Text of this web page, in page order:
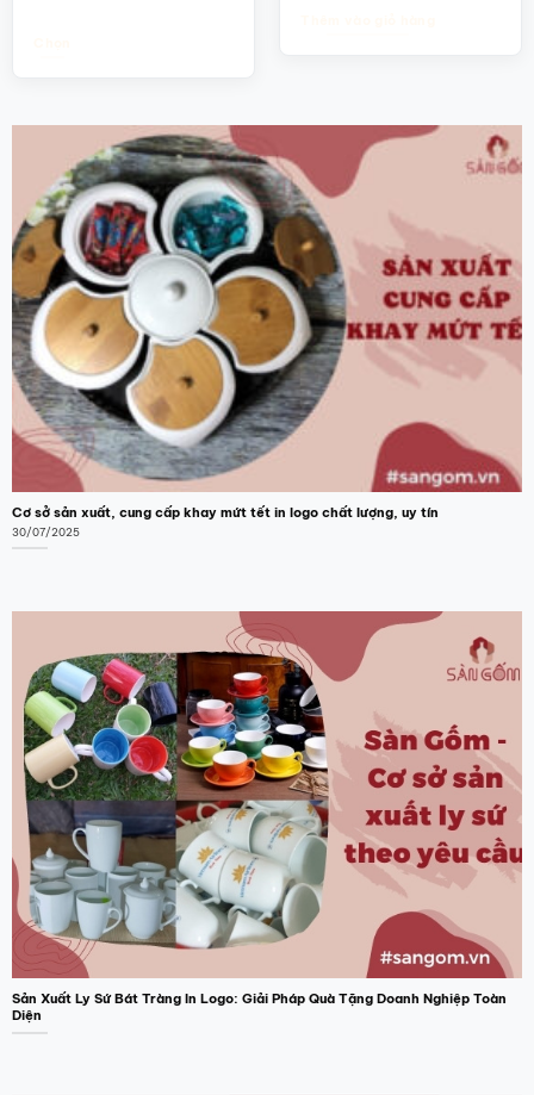
này
nhiều
biến
thể.
Các
tùy
chọn
có
thể
được
chọn
trên
trang
phẩm
Cơ sở sản xuất, cung cấp khay mứt tết in logo chất lượng, uy tín
30/07/2025
Sản Xuất Ly Sứ Bát Tràng In Logo: Giải Pháp Quà Tặng Doanh Nghiệp Toàn
Diện